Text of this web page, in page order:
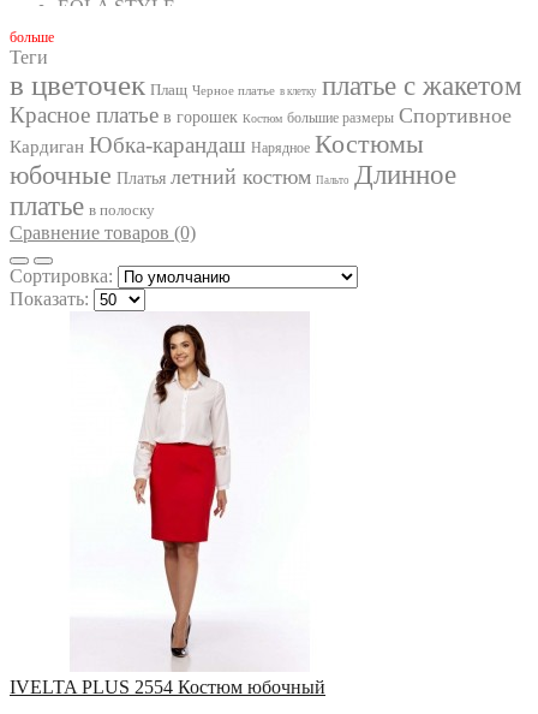
EOLA STYLE
GIZART
GOLDEN VALLEY
INPOINT
IVA
IVELTA PLUS
JURIMEX
LA KONA
LADIS LINE
LADY SECRET
LADY STYLE CLASSIC
LIONA STYLE
LISSANA
LUCKY FOX
MAGIA MODY
MICHEL STYLE
MICHEL-CHIC
MIRA-FASHION
бoльше
Теги
в цветочек Плащ Черное платье в клетку платье с жакетом
Красное платье в горошек Костюм большие размеры Спортивное
Кардиган Юбка-карандаш Нарядное Костюмы
юбочные Платья летний костюм Пальто Длинное
платье в полоску
Сравнение товаров (0)
Сортировка:
Показать:
IVELTA PLUS 2554 Костюм юбочный